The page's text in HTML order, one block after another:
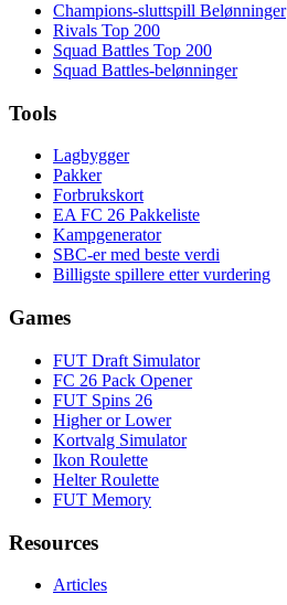
Champions-sluttspill Belønninger
Rivals Top 200
Squad Battles Top 200
Squad Battles-belønninger
Tools
Lagbygger
Pakker
Forbrukskort
EA FC 26 Pakkeliste
Kampgenerator
SBC-er med beste verdi
Billigste spillere etter vurdering
Games
FUT Draft Simulator
FC 26 Pack Opener
FUT Spins 26
Higher or Lower
Kortvalg Simulator
Ikon Roulette
Helter Roulette
FUT Memory
Resources
Articles